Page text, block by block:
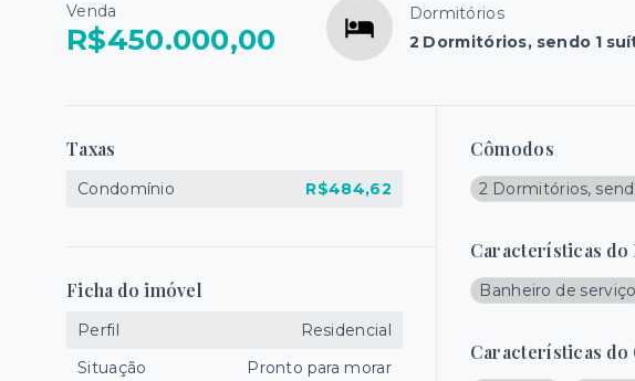
Venda
R$450.000,00
Dormitórios
2 Dormitórios, sendo 1
Cômodos
2 Dormitórios,
Características do
Banheiro de serviço
Características do
Taxas
Condomínio R$484,62
Ficha do imóvel
Perfil
Residencial
Situação
Pronto para morar